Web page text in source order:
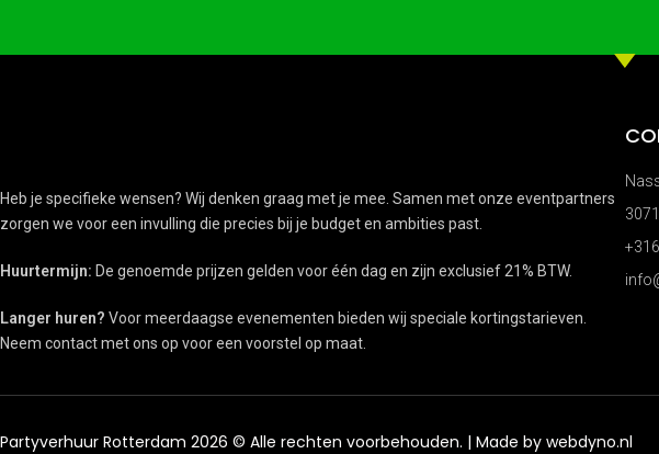
Heb je specifieke wensen? Wij denken graag met je mee. Samen met onze eventpartners
zorgen we voor een invulling die precies bij je budget en ambities past.
Huurtermijn: De genoemde prijzen gelden voor één dag en zijn exclusief 21% BTW.
Langer huren? Voor meerdaagse evenementen bieden wij speciale kortingstarieven.
Neem contact met ons op voor een voorstel op maat.
Partyverhuur Rotterdam 2026 © Alle rechten voorbehouden. | Made by webdyno.nl